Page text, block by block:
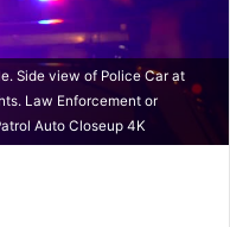
Side view of Police Car at
Law Enforcement or
Auto Closeup 4K